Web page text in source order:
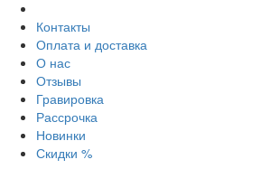
Контакты
Оплата и доставка
О нас
Отзывы
Гравировка
Рассрочка
Новинки
Скидки %